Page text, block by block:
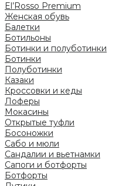
El’Rosso Premium
Женская обувь
Балетки
Ботильоны
Ботинки и полуботинки
Ботинки
Полуботинки
Казаки
Кроссовки и кеды
Лоферы
Мокасины
Открытые туфли
Босоножки
Сабо и мюли
Сандалии и вьетнамки
Сапоги и ботфорты
Ботфорты